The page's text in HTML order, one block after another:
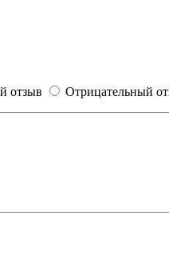
отзыв Отрицательный